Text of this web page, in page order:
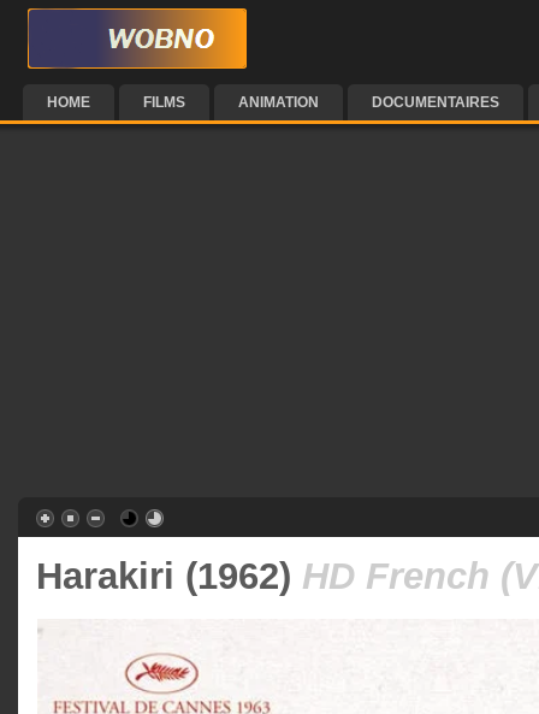
HOME FILMS ANIMATION DOCUMENTAIRES
Harakiri (1962) HD French